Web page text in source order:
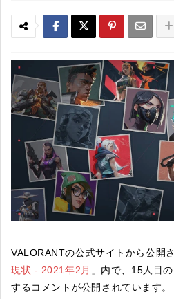
VALORANTの公式サイトから公開
現状 - 2021年2月 」内で、15人目
するコメントが公開されています。